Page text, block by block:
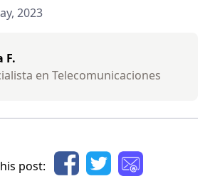
2023
F.
en Telecomunicaciones
post: